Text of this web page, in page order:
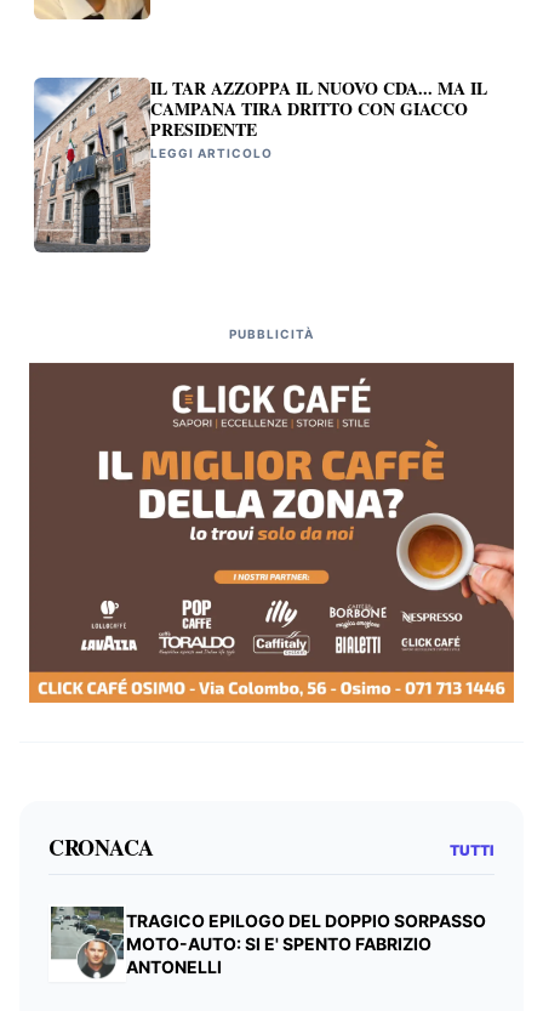
IL TAR AZZOPPA IL NUOVO CDA... MA IL
CAMPANA TIRA DRITTO CON GIACCO
PRESIDENTE
LEGGI ARTICOLO
PUBBLICITÀ
CRONACA TUTTI
TRAGICO EPILOGO DEL DOPPIO SORPASSO
MOTO-AUTO: SI E' SPENTO FABRIZIO
ANTONELLI